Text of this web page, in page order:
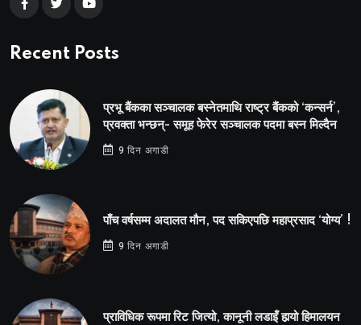
Recent Posts
प्रभू बैंकका सञ्चालक बस्नेतमाथि राष्ट्र बैंकको ‘कन्सर्न’,
प्रवक्ता भन्छन्- समूह फेरेर सञ्चालक पदमा बस्न मिल्दैन
9 दिन अगाडी
पाँच वर्षसम्म अदालत मौन, पद सकिएपछि महाप्रसाद ‘योग्य’ !
9 दिन अगाडी
प्राविधिक रूपमा रिट जित्यो, कानूनी लडाइँ हार्‍यो हिमालयन